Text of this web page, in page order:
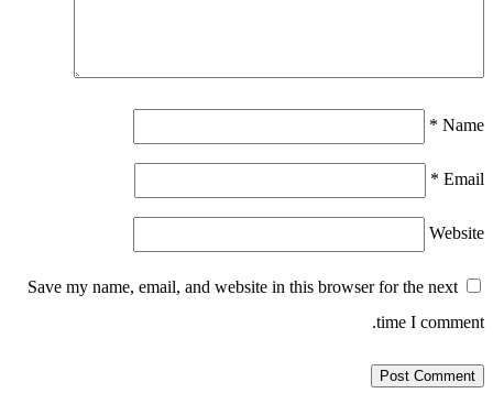
Name
*
Email
*
Website
Save my name, email, and website in this browser for the next
time I comment.